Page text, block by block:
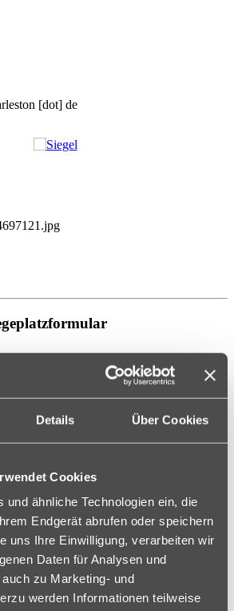
Details Über Cookies
Cookies
und ähnliche Technologien ein, die
Endgerät abrufen oder speichern
uns Ihre Einwilligung, verarbeiten wir
Daten für Analysen und
zu Marketing- und
werden Informationen teilweise
[dot] de
die Pflege, oder interessieren sich für
Ihnen gerne zur Verfügung und freuen
unser Kontaktformular.